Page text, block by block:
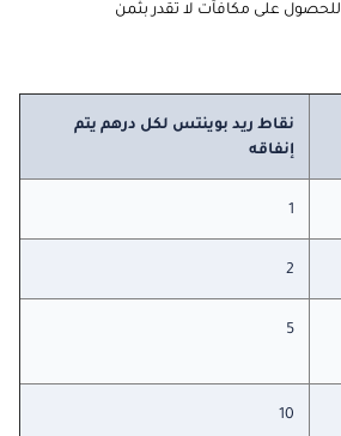
للحصول على مكافآت لا تقدر بثمن
نقاط ريد بوينتس لكل درهم يتم
إنفاقه
1
2
5
10